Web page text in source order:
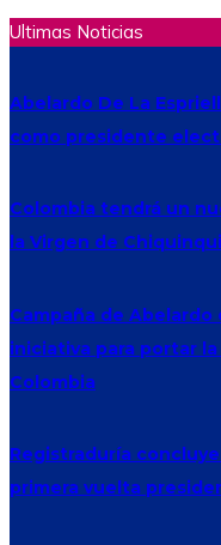
Ultimas Noticias
Abelardo De La
como presidente
Colombia tendrá un
la Virgen de
Campaña de Abelardo
iniciativa para portar
Colombia
Registraduría
primera vuelta